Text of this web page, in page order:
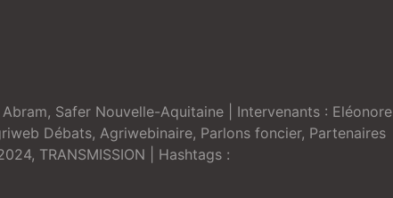
, Safer Nouvelle-Aquitaine | Intervenants : Eléonore
Débats, Agriwebinaire, Parlons foncier, Partenaires
, TRANSMISSION | Hashtags :